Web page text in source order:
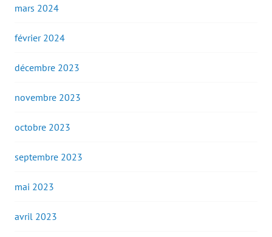
mars 2024
février 2024
décembre 2023
novembre 2023
octobre 2023
septembre 2023
mai 2023
avril 2023